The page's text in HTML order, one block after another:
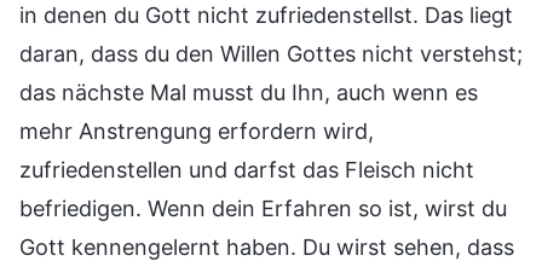
in denen du Gott nicht zufriedenstellst. Das liegt
daran, dass du den Willen Gottes nicht verstehst;
das nächste Mal musst du Ihn, auch wenn es
mehr Anstrengung erfordern wird,
zufriedenstellen und darfst das Fleisch nicht
befriedigen. Wenn dein Erfahren so ist, wirst du
Gott kennengelernt haben. Du wirst sehen, dass